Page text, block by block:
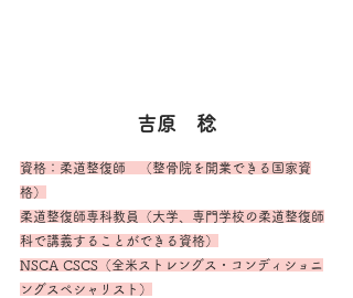
吉原　稔
資格：柔道整復師　（整骨院を開業できる国家資
格）
柔道整復師専科教員（大学、専門学校の柔道整復師
科で講義することができる資格）
NSCA CSCS（全米ストレングス・コンディショニ
ングスペシャリスト）